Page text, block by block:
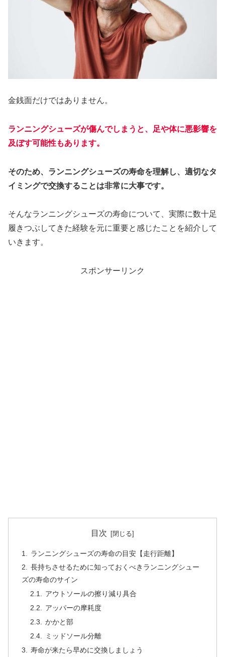
金銭面だけではありません。
ランニングシューズが傷んでしまうと、足や体に悪影響を
及ぼす可能性もあります。
そのため、ランニングシューズの寿命を理解し、適切なタ
イミングで交換することは非常に大事です。
そんなランニングシューズの寿命について、実際に数十足
履きつぶしてきた経験を元に重要と感じたことを紹介して
いきます。
スポンサーリンク
目次
ランニングシューズの寿命の目安【走行距離】
長持ちさせるために知っておくべきランニングシュー
ズの寿命のサイン
アウトソールの擦り減り具合
アッパーの摩耗度
かかと部
ミッドソール分離
寿命が来たら早めに交換しましょう